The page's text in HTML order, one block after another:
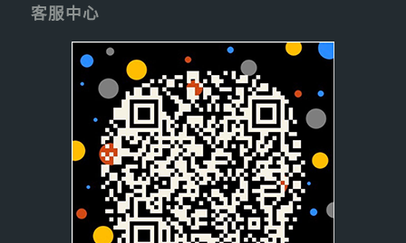
客服中心